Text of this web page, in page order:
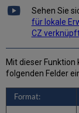
Sehen Sie
für lokale
CZ
Mit dieser
folgenden Felder
Format: